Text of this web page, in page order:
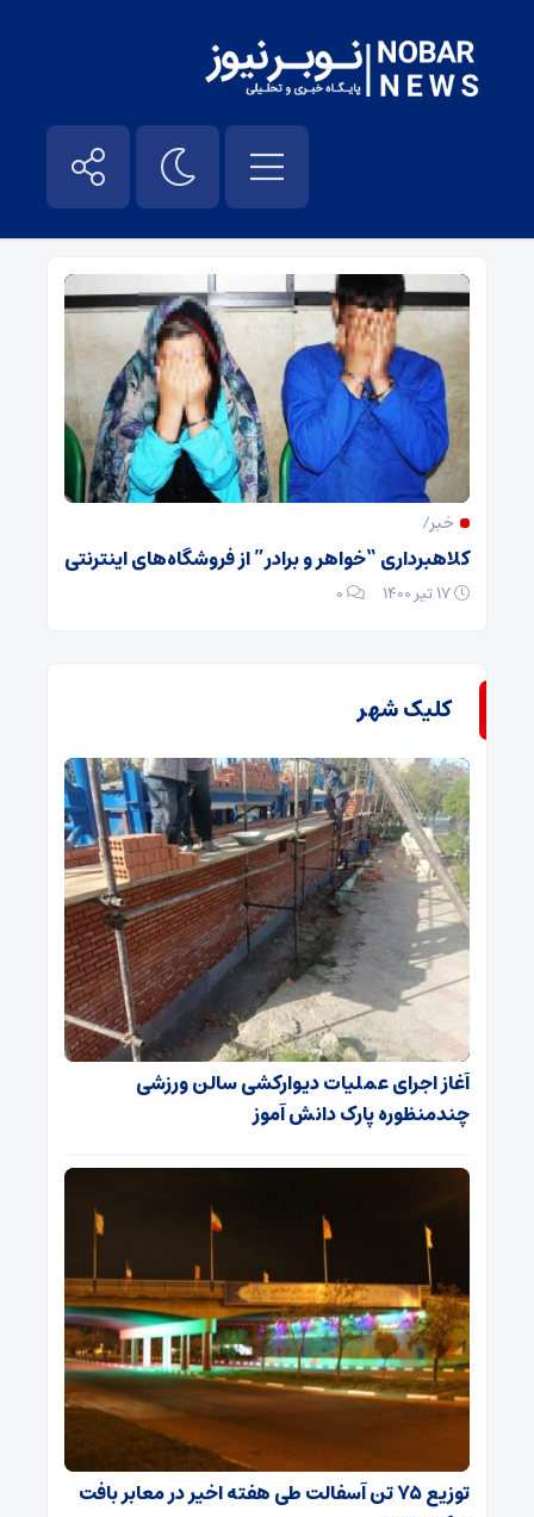
کلاهبرداری – نوبر نیوز
خبر/
کلاهبرداری “خواهر و برادر” از فروشگاه‌های اینترنتی
۰
کلیک شهر
آغاز اجرای عملیات دیوارکشی سالن ورزشی
چندمنظوره پارک دانش آموز
توزیع ۷۵ تن آسفالت طی هفته اخیر در معابر بافت